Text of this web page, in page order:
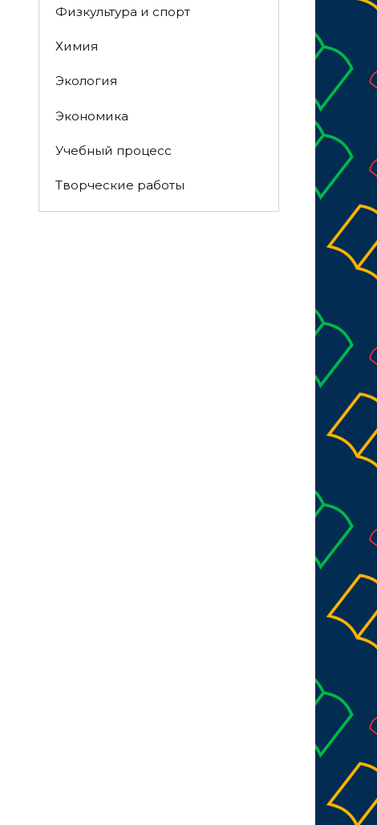
Физкультура и спорт
Химия
Экология
Экономика
Учебный процесс
Творческие работы